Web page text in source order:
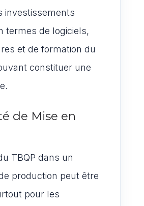
investissements
termes de logiciels,
et de formation du
constituer une
de Mise en
TBQP dans un
production peut être
pour les